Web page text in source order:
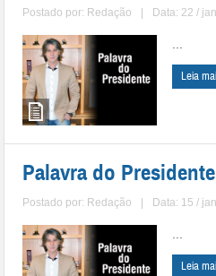
Postado por: Redação Data: 22 /
...
Leia
Palavra do
Postado por: Redação Data: 15 /
...
Leia